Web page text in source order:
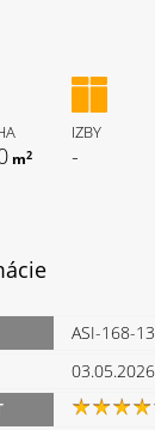
m2
IZBY
-
ASI-168-